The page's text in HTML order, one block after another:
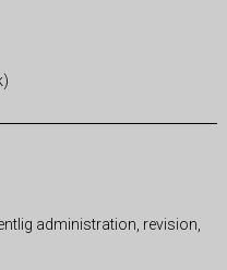
administration, revision,